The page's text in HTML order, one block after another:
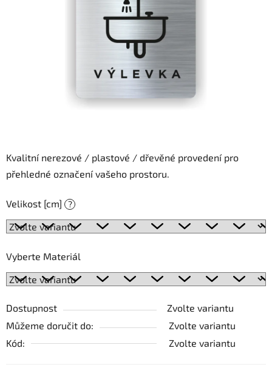
Kvalitní nerezové / plastové / dřevěné provedení pro
přehledné označení vašeho prostoru.
Velikost [cm] ?
Vyberte Materiál
Dostupnost
Zvolte variantu
Můžeme doručit do:
Zvolte variantu
Kód:
Zvolte variantu